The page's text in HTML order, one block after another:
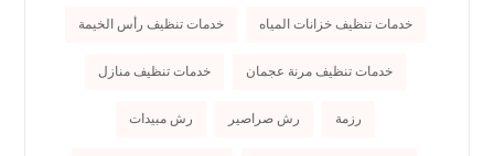
خدمات تنظيف خزانات المياه خدمات تنظيف رأس الخيمة
خدمات تنظيف مرنة عجمان خدمات تنظيف منازل
رزمة رش صراصير رش مبيدات